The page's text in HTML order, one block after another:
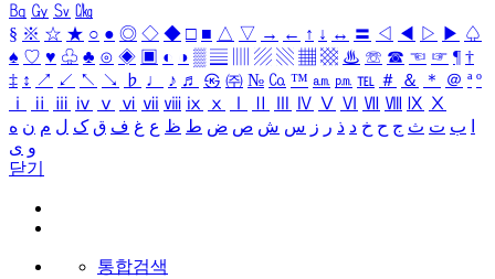
㏃ ㏉ ㏜ ㏆
§ ※ ☆ ★ ○ ● ◎ ◇ ◆ □ ■ △ ▽ → ← ↑ ↓ ↔ 〓 ◁ ◀ ▷ ▶ ♤
♠ ♡ ♥ ♧ ♣ ⊙ ◈ ▣ ◐ ◑ ▒ ▤ ▨ ▧ ▦ ▩ ♨ ☏ ☎ ☜ ☞ ¶ †
‡ ↕ ↗ ↙ ↖ ↘ ♭ ♩ ♪ ♬ ㉿ ㈜ № ㏇ ™ ㏂ ㏘ ℡ ＃ ＆ ＊ ＠ ª º
ⅰ
ⅱ ⅲ ⅳ ⅴ ⅵ ⅶ ⅷ ⅸ ⅹ Ⅳ Ⅴ Ⅵ Ⅶ Ⅷ Ⅸ Ⅹ
ب ت ث ج ح خ د ذ ر ز س ش ص ض ط ظ ع غ ف ق ک ل م ن ه
و ی
닫기
통합검색